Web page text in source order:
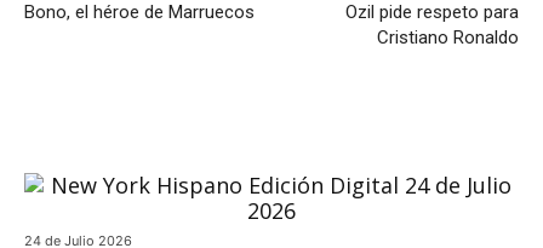
Bono, el héroe de Marruecos
Ozil pide respeto para
Cristiano Ronaldo
24 de Julio 2026